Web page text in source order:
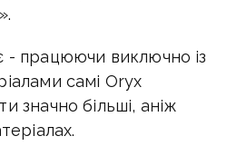
- працюючи виключно із
самі Oryx
значно більші, аніж